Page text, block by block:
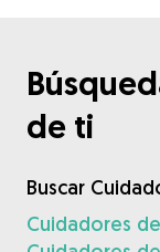
de ti
Buscar
Cuidadores